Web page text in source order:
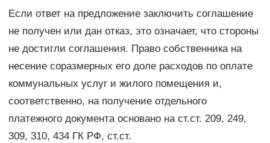
Если ответ на предложение заключить соглашение
не получен или дан отказ, это означает, что стороны
не достигли соглашения. Право собственника на
несение соразмерных его доле расходов по оплате
коммунальных услуг и жилого помещения и,
соответственно, на получение отдельного
платежного документа основано на ст.ст. 209, 249,
309, 310, 434 ГК РФ, ст.ст.